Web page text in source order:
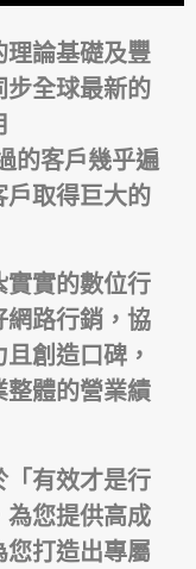
理論基礎及豐
步全球最新的
的客戶幾乎遍
戶取得巨大的
實實的數位行
網路行銷，協
創造口碑，
整體的營業績
「有效才是行
為您提供高成
打造出專屬